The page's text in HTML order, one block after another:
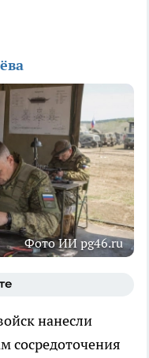
Фото ИИ pg46.ru
нанесли
сосредоточения